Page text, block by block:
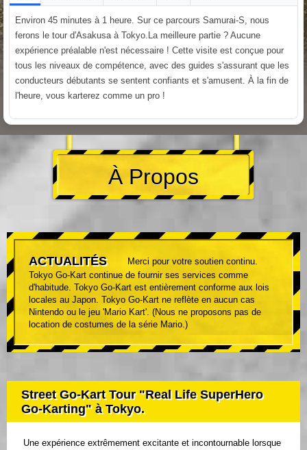
Environ 45 minutes à 1 heure. Sur ce parcours Samurai-S, nous
ferons le tour d'Asakusa à Tokyo.La meilleure partie ? Aucune
expérience préalable n'est nécessaire ! Cette visite est conçue pour
tous les niveaux de compétence, avec des guides s'assurant que les
conducteurs débutants se sentent confiants et s'amusent. À la fin de
l'heure, vous karterez comme un pro !
À Propos
ACTUALITÉS
Merci pour votre soutien continu.
Tokyo Go-Kart continue de fournir ses services comme
d'habitude. Tokyo Go-Kart est entièrement conforme aux lois
locales au Japon. Tokyo Go-Kart ne reflète en aucun cas
Nintendo ou le jeu 'Mario Kart'. (Nous ne proposons pas de
location de costumes de la série Mario.)
Street Go-Kart Tour "Real Life SuperHero
Go-Karting" à Tokyo.
Une expérience extrêmement excitante et incontournable lorsque